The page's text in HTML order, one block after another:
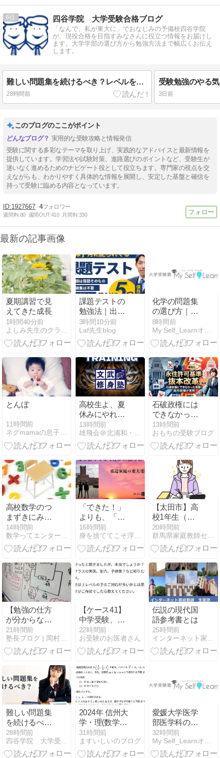
6 四谷学院 大学受験合格ブログ
「なんで、私が東大に」でおなじみの予備校四谷学院
が、現役合格を目指すみなさんに役立つ情報をお届けし
ます。大学学部の選び方から勉強方法まで幅広くお伝え
します。
難しい問題集を続けるべき？レベルを下げたほうがよいサイン
28時間前 3日前
このブログのここがポイント
実用的な受験攻略と情報発信
受験に関する多彩なテーマを取り上げ、実践的なアドバイスと最新情報を
提供しています。学習法や試験対策、進路選びのポイントなど、受験生が
迷いなく進めるためのナビゲート役として役立ちます。専門家の視点を交
えながらも、わかりやすく具体的な情報を展開し、安定した基盤と確信を
持って受験に臨める内容となっています。
1927667 4
週間IN:80 週間OUT:410 月間IN:330
最新の記事画像
夏期講習で見
えてきた成長
1時間40分前
課題テストの
勉強法｜出題
範囲は夏休み
の宿題。対策
の5ステップ
3時間10分前
Laf先生blog
化学の問題集
の選び方｜自
分に合うレベ
ルの見極め方
とおすすめの
8時間前
とんぼ
11時間前
ネグmamaの息子は京大へ
高校生よ、夏
休みにやれる
ところまで
【尽己】を！
13時間前
雄飛会＠北浦和・最強個人塾流：志望校に見合う【格】の育て方
石破政権には
できなかった
英断！高市政
権だからこそ
実現した「永
の抜本改革
13時間前
おもちの受験ブログ
高校数学のつ
まずきにみえ
て中学数学に
穴があるのか
も
14時間前
数学ってエンターテインメント（吉祥寺）
「できた！」
よりも、「で
きるようにな
ったね。」
16時間前
身を捨ててこそ浮かぶ瀬もあれ〜底辺家庭の東大受験〜
【太田市】高
校1年生（女
子）｜特進コ
ース在籍・英
語または数学
てくださる女
性の先生募
集！
20時間前
群馬県家庭教師センター
【勉強の仕方
が分からな
い？】便利な
言葉だよね
ー、でもね間
21時間前
塾長ブログ | 岡村塾 大阪茨木の学習塾
【ケース41】
中学受験、基
本校から中堅
校受験層はど
う変わった
マロ】
22時間前
お受験のお医者さん
伝説の現代国
語参考書とは
25時間前
インターネット家庭教師（ikuha.com）のブログ
難しい問題集
を続けるべ
き？レベルを
下げたほうが
よいサイン
28時間前
四谷学院 大学受験合格ブログ
2024年 信州大
学・理(数学
科) 数学 第３
問
31時間前
ますいしいのブログ
愛媛大学医学
部医学科の偏
差値・倍率・
入試科目｜
2026年度入試
32時間前
My Self_Learnオフィシャルブログ